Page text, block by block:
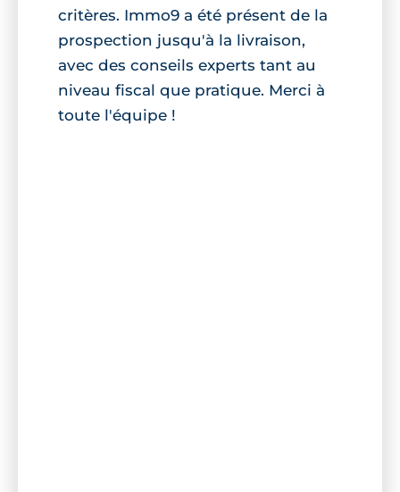
critères. Immo9 a été présent de la
prospection jusqu'à la livraison,
avec des conseils experts tant au
niveau fiscal que pratique. Merci à
toute l'équipe !